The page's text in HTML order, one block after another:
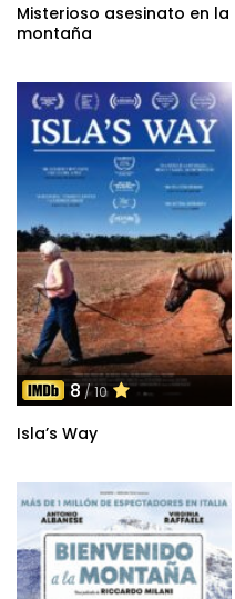
Misterioso asesinato en la
montaña
8/ 10
Isla’s Way